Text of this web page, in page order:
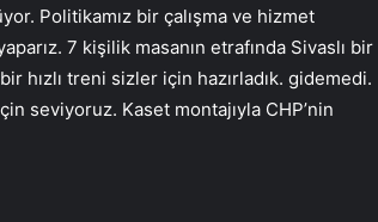
Politikamız bir çalışma ve hizmet
7 kişilik masanın etrafında Sivaslı bir
hızlı treni sizler için hazırladık. gidemedi.
seviyoruz. Kaset montajıyla CHP’nin